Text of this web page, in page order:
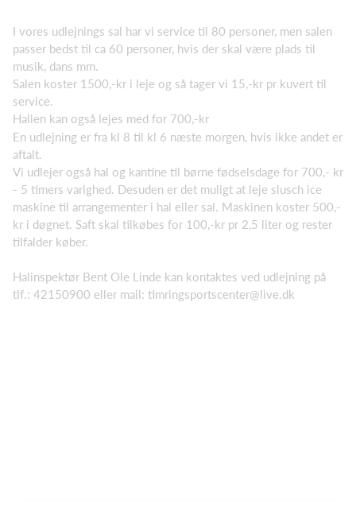
I vores udlejnings sal har vi service til 80 personer, men salen
passer bedst til ca 60 personer, hvis der skal være plads til
musik, dans mm.
Salen koster 1500,-kr i leje og så tager vi 15,-kr pr kuvert til
service.
Hallen kan også lejes med for 700,-kr
En udlejning er fra kl 8 til kl 6 næste morgen, hvis ikke andet er
aftalt.
Vi udlejer også hal og kantine til børne fødselsdage for 700,- kr
- 5 timers varighed. Desuden er det muligt at leje slusch ice
maskine til arrangementer i hal eller sal. Maskinen koster 500,-
kr i døgnet. Saft skal tilkøbes for 100,-kr pr 2,5 liter og rester
tilfalder køber.
Halinspektør Bent Ole Linde kan kontaktes ved udlejning på
tlf.: 42150900 eller mail: timringsportscenter@live.dk